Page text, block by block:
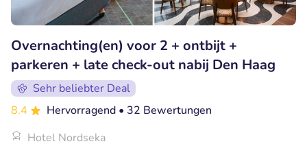
Overnachting(en) voor 2 + ontbijt +
parkeren + late check-out nabij Den Haag
Sehr beliebter Deal
8.4
Hervorragend • 32 Bewertungen
Hotel Nordseka